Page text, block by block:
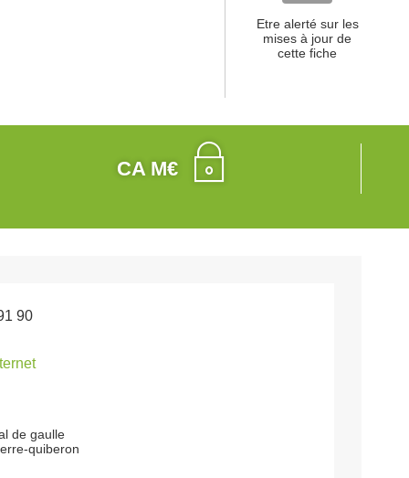
Etre alerté sur les
mises à jour de
cette fiche
CA M€
90
de gaulle
quiberon